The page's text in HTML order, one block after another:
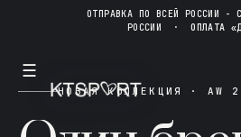
ОТПРАВКА ПО ВСЕЙ РОССИИ -
РОССИИ ·ОПЛАТА
☰
НОВАЯ КОЛЛЕКЦИЯ · AW